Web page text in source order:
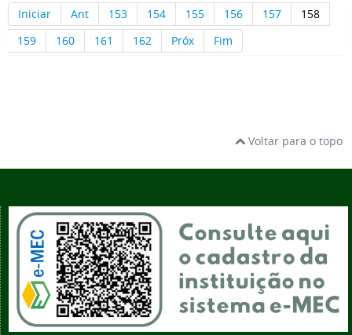
Iniciar
Ant 153 154 155 156 157
158
159
160 161 162 Próx Fim
Voltar para o topo